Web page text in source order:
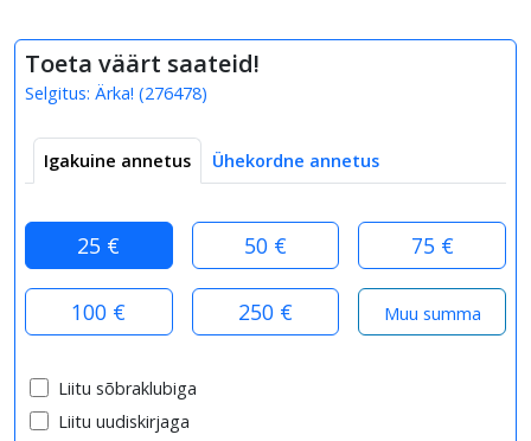
Toeta väärt saateid!
Selgitus: Ärka! (276478)
Igakuine annetus Ühekordne annetus
25 € 50 € 75 €
100 € 250 €
Liitu sõbraklubiga
Liitu uudiskirjaga